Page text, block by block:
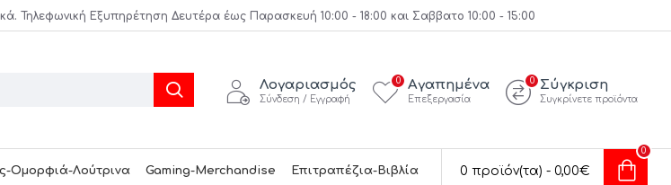
Τηλεφωνική Εξυπηρέτηση Δευτέρα έως Παρασκευή 10:00 - 18:00 και Σαββατο 10:00 - 15:00
Λογαριασμός
Σύνδεση / Εγγραφή
Αγαπημένα
Επεξεργασία
0 Σύγκριση
Συγκρίνετε προϊόντα
0
Ομορφιά-Λούτρινα Gaming-Merchandise Επιτραπέζια-Βιβλία 0 προϊόν(τα) - 0,00€
0